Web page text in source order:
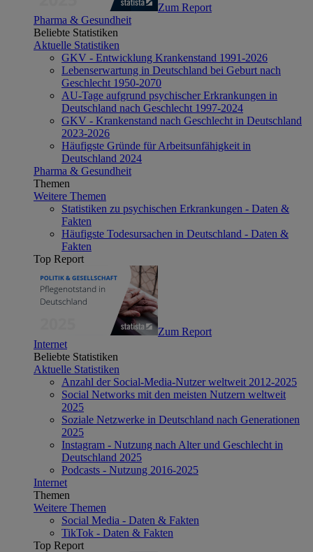
Zum Report
Pharma & Gesundheit
Beliebte Statistiken
Aktuelle Statistiken
GKV - Entwicklung Krankenstand 1991-2026
Lebenserwartung in Deutschland bei Geburt nach
Geschlecht 1950-2070
AU-Tage aufgrund psychischer Erkrankungen in
Deutschland nach Geschlecht 1997-2024
GKV - Krankenstand nach Geschlecht in Deutschland
2023-2026
Häufigste Gründe für Arbeitsunfähigkeit in
Deutschland 2024
Pharma & Gesundheit
Themen
Weitere Themen
Statistiken zu psychischen Erkrankungen - Daten &
Fakten
Häufigste Todesursachen in Deutschland - Daten &
Fakten
Top Report
Zum Report
Internet
Beliebte Statistiken
Aktuelle Statistiken
Anzahl der Social-Media-Nutzer weltweit 2012-2025
Social Networks mit den meisten Nutzern weltweit
2025
Soziale Netzwerke in Deutschland nach Generationen
2025
Instagram - Nutzung nach Alter und Geschlecht in
Deutschland 2025
Podcasts - Nutzung 2016-2025
Internet
Themen
Weitere Themen
Social Media - Daten & Fakten
TikTok - Daten & Fakten
Top Report